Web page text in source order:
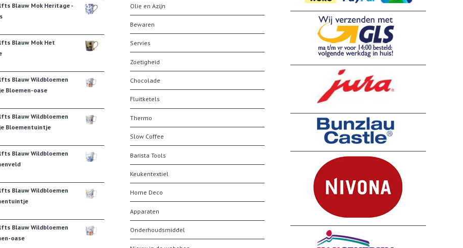
Blauw Mok Heritage -
Blauw Mok Het
Blauw Wildbloemen
Bloemen-oase
Blauw Wildbloemen
Bloementuintje
Blauw Wildbloemen
Blauw Wildbloemen
Blauw Wildbloemen
oase
Olie en Azijn
Bewaren
Servies
Zoetigheid
Chocolade
Fluitketels
Thermo
Slow Coffee
Barista Tools
Keukentextiel
Home Deco
Apparaten
Onderhoudsmiddel